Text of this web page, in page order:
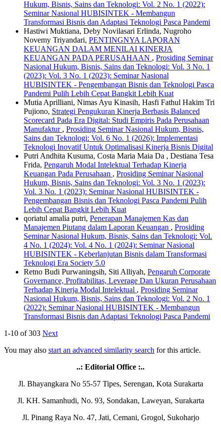
Hukum, Bisnis, Sains dan Teknologi: Vol. 2 No. 1 (2022):
Seminar Nasional HUBISINTEK - Membangun
Transformasi Bisnis dan Adaptasi Teknologi Pasca Pandemi
Hastiwi Muktiana, Deby Novilasari Erlinda, Nugroho
Novemy Triyandari, PENTINGNYA LAPORAN
KEUANGAN DALAM MENILAI KINERJA
KEUANGAN PADA PERUSAHAAN , Prosiding Seminar
Nasional Hukum, Bisnis, Sains dan Teknologi: Vol. 3 No. 1
(2023): Vol. 3 No. 1 (2023): Seminar Nasional
HUBISINTEK - Pengembangan Bisnis dan Teknologi Pasca
Pandemi Pulih Lebih Cepat Bangkit Lebih Kuat
Mutia Aprilliani, Nimas Ayu Kinasih, Hasfi Fathul Hakim Tri
Pujiono, Strategi Pengukuran Kinerja Berbasis Balanced
Scorecard Pada Era Digital: Studi Empiris Pada Perusahaan
Manufaktur , Prosiding Seminar Nasional Hukum, Bisnis,
Sains dan Teknologi: Vol. 6 No. 1 (2026): Implementasi
Teknologi Inovatif Untuk Optimalisasi Kinerja Bisnis Digital
Putri Andhita Kusuma, Costa Maria Maia Da , Destiana Tesa
Frida, Pengaruh Modal Intelektual Terhadap Kinerja
Keuangan Pada Perusahaan , Prosiding Seminar Nasional
Hukum, Bisnis, Sains dan Teknologi: Vol. 3 No. 1 (2023):
Vol. 3 No. 1 (2023): Seminar Nasional HUBISINTEK -
Pengembangan Bisnis dan Teknologi Pasca Pandemi Pulih
Lebih Cepat Bangkit Lebih Kuat
qoriatul amalia putri, Penerapan Manajemen Kas dan
Manajemen Piutang dalam Laporan Keuangan , Prosiding
Seminar Nasional Hukum, Bisnis, Sains dan Teknologi: Vol.
4 No. 1 (2024): Vol. 4 No. 1 (2024): Seminar Nasional
HUBISINTEK - Keberlanjutan Bisnis dalam Transformasi
Teknologi Era Society 5.0
Retno Budi Purwaningsih, Siti Alliyah, Pengaruh Corporate
Governance, Profitabilitas, Leverage Dan Ukuran Perusahaan
Terhadap Kinerja Modal Intelektual , Prosiding Seminar
Nasional Hukum, Bisnis, Sains dan Teknologi: Vol. 2 No. 1
(2022): Seminar Nasional HUBISINTEK - Membangun
Transformasi Bisnis dan Adaptasi Teknologi Pasca Pandemi
1-10 of 303 Next
You may also start an advanced similarity search for this article.
..: Editorial Office :..
Jl. Bhayangkara No 55-57 Tipes, Serengan, Kota Surakarta
Jl. KH. Samanhudi, No. 93, Sondakan, Laweyan, Surakarta
Jl. Pinang Raya No. 47, Jati, Cemani, Grogol, Sukoharjo